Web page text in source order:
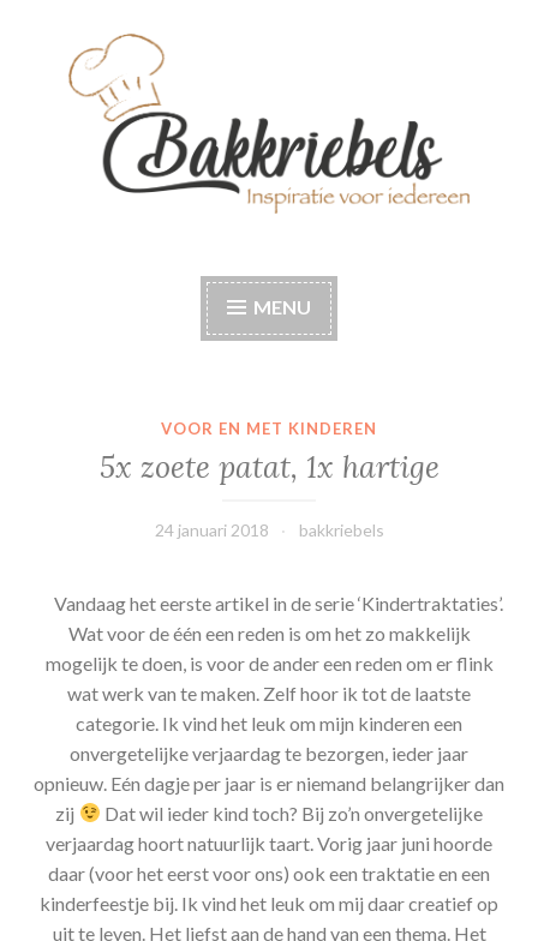
Bakkriebels
MENU
VOOR EN MET KINDEREN
5x zoete patat, 1x hartige
24 januari 2018 bakkriebels
Vandaag het eerste artikel in de serie ‘Kindertraktaties’.
Wat voor de één een reden is om het zo makkelijk
mogelijk te doen, is voor de ander een reden om er flink
wat werk van te maken. Zelf hoor ik tot de laatste
categorie. Ik vind het leuk om mijn kinderen een
onvergetelijke verjaardag te bezorgen, ieder jaar
opnieuw. Eén dagje per jaar is er niemand belangrijker dan
zij
Dat wil ieder kind toch? Bij zo’n onvergetelijke
verjaardag hoort natuurlijk taart. Vorig jaar juni hoorde
daar (voor het eerst voor ons) ook een traktatie en een
kinderfeestje bij. Ik vind het leuk om mij daar creatief op
uit te leven. Het liefst aan de hand van een thema. Het